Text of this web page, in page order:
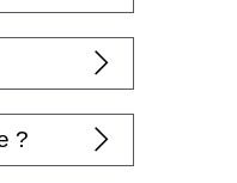
situé à
à 23H30.
?